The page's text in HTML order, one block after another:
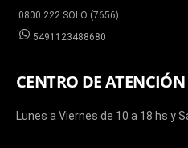
0800 222 SOLO (7656)
5491123488680
CENTRO DE
Lunes a Viernes de 10 a 18 hs y